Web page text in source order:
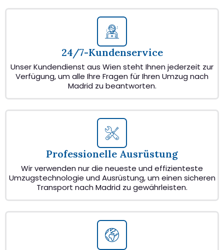
24/7-Kundenservice
Unser Kundendienst aus Wien steht Ihnen jederzeit zur
Verfügung, um alle Ihre Fragen für Ihren Umzug nach
Madrid zu beantworten.
Professionelle Ausrüstung
Wir verwenden nur die neueste und effizienteste
Umzugstechnologie und Ausrüstung, um einen sicheren
Transport nach Madrid zu gewährleisten.